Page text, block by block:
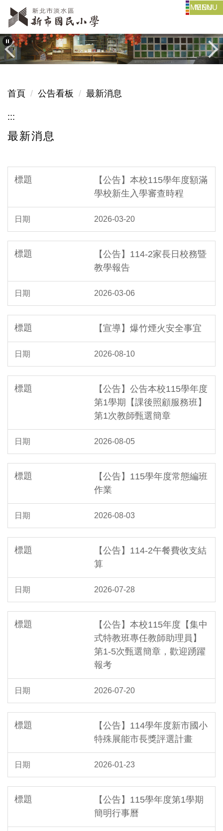
跳
到
主
要
內
區
MENU
首頁 公告看板 最新消息
:::
最新消息
【公告】本校115學年度額滿
學校新生入學審查時程
2026-03-20
【公告】114-2家長日校務暨
教學報告
2026-03-06
【宣導】爆竹煙火安全事宜
2026-08-10
【公告】公告本校115學年度
第1學期【課後照顧服務班】
第1次教師甄選簡章
2026-08-05
【公告】115學年度常態編班
作業
2026-08-03
【公告】114-2午餐費收支結
算
2026-07-28
【公告】本校115年度【集中
式特教班專任教師助理員】
第1-5次甄選簡章，歡迎踴躍
報考
2026-07-20
【公告】114學年度新市國小
特殊展能市長獎評選計畫
2026-01-23
【公告】115學年度第1學期
簡明行事曆